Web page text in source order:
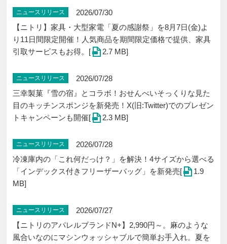
ニュースリリース
2026/07/30
【ニトリ】家具・大型家電「夏の感謝祭」を8月7日(金)よ
り11日間限定開催！人気商品を期間限定価格で提供、家具
引取サービスもお得。[
2.7 MB]
ニュースリリース
2026/07/28
三幸製菓『雪の宿』とコラボ！おせんべいそっくりな見た
目のキッチンスポンジを新発売！X(旧:Twitter)でのプレゼン
トキャンペーンも開催[
2.3 MB]
ニュースリリース
2026/07/28
冷凍庫内の「これ何だっけ？」を解決！4サイズから選べる
「インデックス付きフリーザーバッグ」を新発売[
1.9
MB]
ニュースリリース
2026/07/27
【ニトリのアパレルブランドN+】2,990円～。麻のような
風合いなのにマシンウォッシャブルで簡単お手入れ。夏を